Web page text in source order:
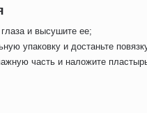
и высушите ее;
упаковку и достаньте
часть и наложите